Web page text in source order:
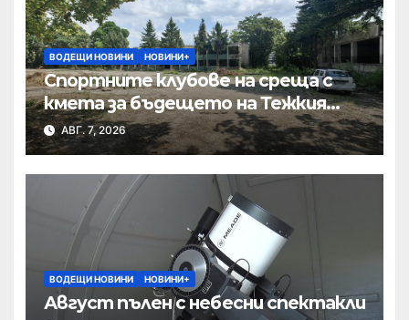
ВОДЕЩИ НОВИНИ НОВИНИ+
Спортните клубове на среща с
кмета за бъдещето на Тежкия
полк
АВГ. 7, 2026
ВОДЕЩИ НОВИНИ НОВИНИ+
Август пълен с небесни спектакли